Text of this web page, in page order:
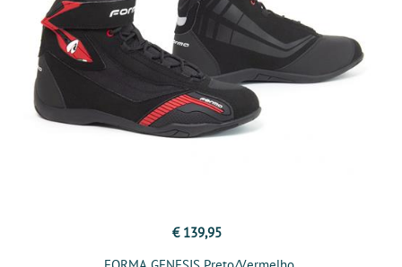
€ 139,95